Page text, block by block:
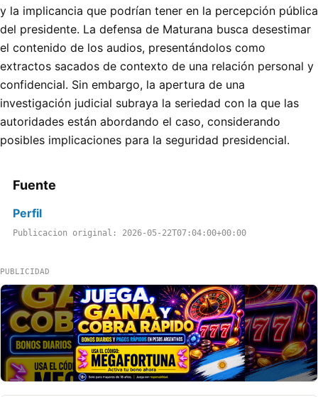
y la implicancia que podrían tener en la percepción pública
del presidente. La defensa de Maturana busca desestimar
el contenido de los audios, presentándolos como
extractos sacados de contexto de una relación personal y
confidencial. Sin embargo, la apertura de una
investigación judicial subraya la seriedad con la que las
autoridades están abordando el caso, considerando
posibles implicaciones para la seguridad presidencial.
Fuente
Perfil
Publicacion original: 2026-05-22T07:04:00+00:00
PUBLICIDAD